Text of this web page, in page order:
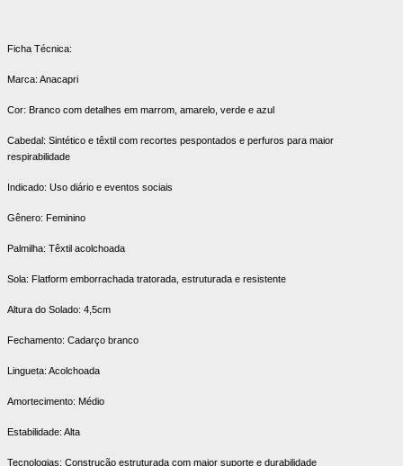
Ficha Técnica:
Marca: Anacapri
Cor: Branco com detalhes em marrom, amarelo, verde e azul
Cabedal: Sintético e têxtil com recortes pespontados e perfuros para maior
respirabilidade
Indicado: Uso diário e eventos sociais
Gênero: Feminino
Palmilha: Têxtil acolchoada
Sola: Flatform emborrachada tratorada, estruturada e resistente
Altura do Solado: 4,5cm
Fechamento: Cadarço branco
Lingueta: Acolchoada
Amortecimento: Médio
Estabilidade: Alta
Tecnologias: Construção estruturada com maior suporte e durabilidade